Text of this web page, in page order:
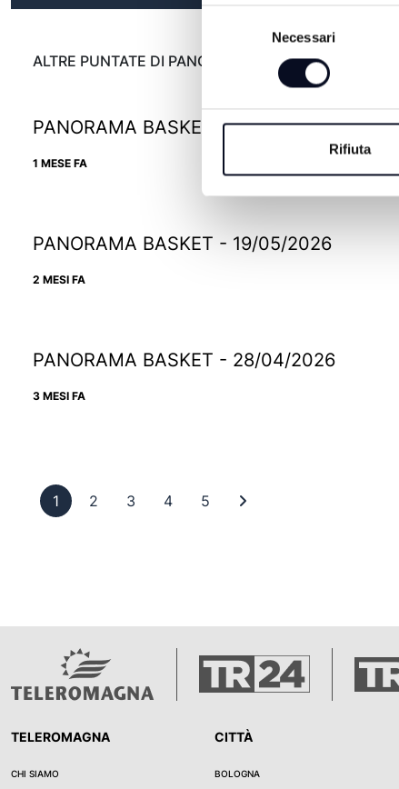
consenso
Necessari
Rifiuta
ALTRE PUNTATE DI PANORAMA BASKET
PANORAMA BASKET - 10/06/2026
1 MESE FA
PANORAMA BASKET - 19/05/2026
2 MESI FA
PANORAMA BASKET - 28/04/2026
3 MESI FA
1 Pagina 1
2 Pagina 2
3 Pagina 3
4Pagina 4
5 Pagina 5
TELEROMAGNA
CHI SIAMO
CITTÀ
BOLOGNA